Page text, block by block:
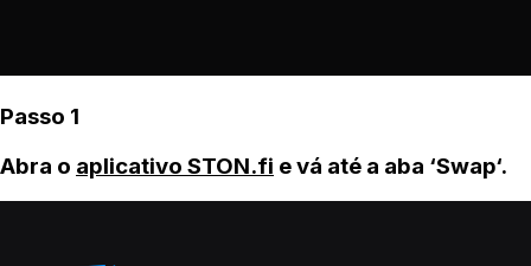
Passo 1
Abra o aplicativo STON.fi e vá até a aba ‘Swap‘.